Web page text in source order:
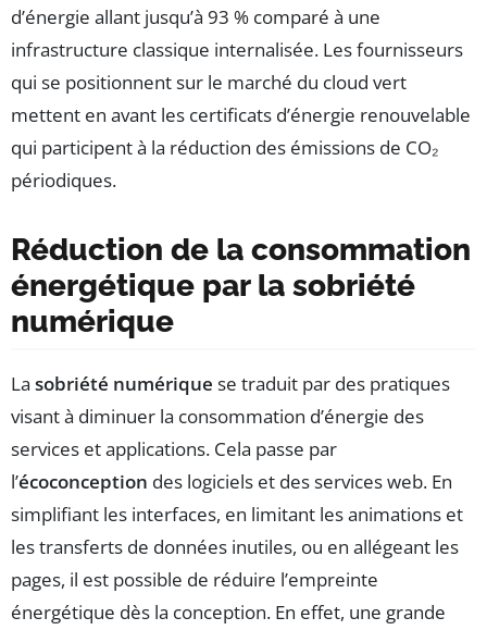
d’énergie allant jusqu’à 93 % comparé à une
infrastructure classique internalisée. Les fournisseurs
qui se positionnent sur le marché du cloud vert
mettent en avant les certificats d’énergie renouvelable
qui participent à la réduction des émissions de CO₂
périodiques.
Réduction de la consommation
énergétique par la sobriété
numérique
La sobriété numérique se traduit par des pratiques
visant à diminuer la consommation d’énergie des
services et applications. Cela passe par
l’écoconception des logiciels et des services web. En
simplifiant les interfaces, en limitant les animations et
les transferts de données inutiles, ou en allégeant les
pages, il est possible de réduire l’empreinte
énergétique dès la conception. En effet, une grande